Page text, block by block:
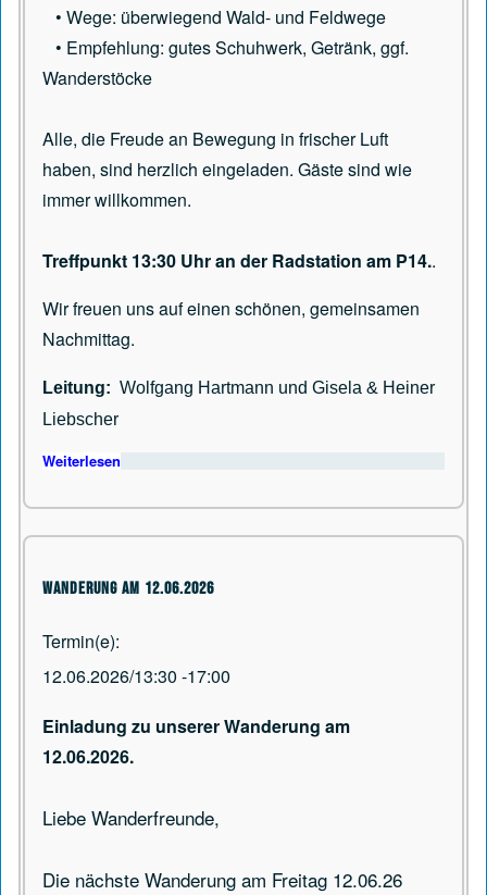
• Wege: überwiegend Wald- und Feldwege
• Empfehlung: gutes Schuhwerk, Getränk, ggf.
Wanderstöcke
Alle, die Freude an Bewegung in frischer Luft
haben, sind herzlich eingeladen. Gäste sind wie
immer willkommen.
Treffpunkt 13:30 Uhr an der Radstation am P14..
Wir freuen uns auf einen schönen, gemeinsamen
Nachmittag.
Leitung: Wolfgang Hartmann und Gisela & Heiner
Liebscher
Weiterlesen
Wanderung am 12.06.2026
Termin(e)
12.06.2026/13:30 -17:00
Einladung zu unserer Wanderung am
12.06.2026.
Liebe Wanderfreunde,
Die nächste Wanderung am Freitag 12.06.26